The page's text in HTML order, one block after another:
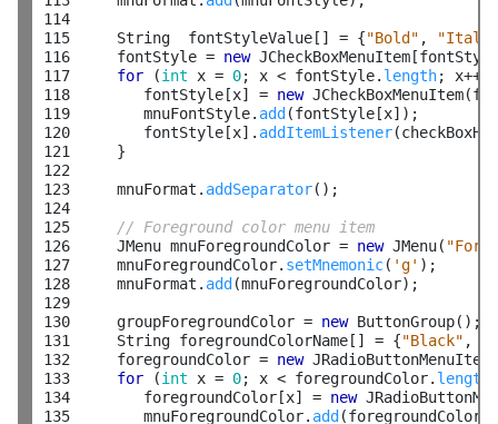
114
115
116
117
118
119
120
121
122
123
124
125
126
127
128
129
130
131
132
133
134
135
     String  fontStyleValue[] = {
"Bold" ,
     fontStyle =
new
for (int x = 0; x < fontStyle. length;
        fontStyle[x] =
new
        mnuFontStyle.
add (fontStyle[x]);
        fontStyle[x].
addItemListener
     }
     mnuFormat.
addSeparator();
// Foreground color menu item
     JMenu mnuForegroundColor =
new JMenu(
     mnuForegroundColor.
setMnemonic( 'g' );
     mnuFormat.
add (mnuForegroundColor);
     groupForegroundColor =
new ButtonGroup();
     String foregroundColorName[] = {
"Black" ,
     foregroundColor =
new
for (int x = 0; x < foregroundColor. length
        foregroundColor[x] =
new
        mnuForegroundColor.
add